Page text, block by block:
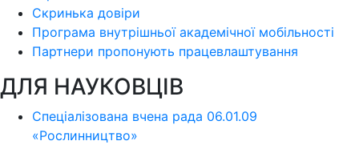
Скринька довіри
Програма внутрішньої академічної мобільності
Партнери пропонують працевлаштування
ДЛЯ НАУКОВЦІВ
Спеціалізована вчена рада 06.01.09
«Рослинництво»